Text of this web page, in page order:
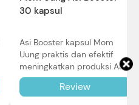
30 kapsul
Asi Booster kapsul Mom
Uung praktis dan efektif
meningkatkan produksi ASI
Bunda untuk Si Kecil. Simak
review lengkapnya di sini.
Review